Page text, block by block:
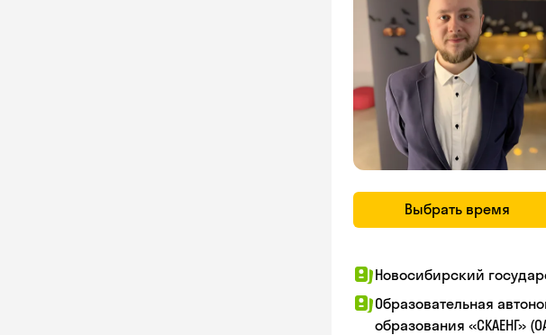
Выбрать время
Новосибирский
Образовательная
образования «СКАЕНГ»